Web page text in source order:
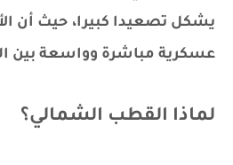
يشكل تصعيدا كبيرا، حيث أن
عسكرية مباشرة وواسعة بين
لماذا القطب الشمالي؟